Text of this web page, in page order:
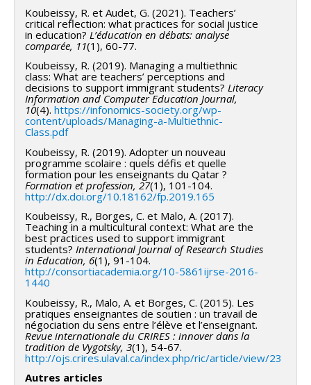
Koubeissy, R. et Audet, G. (2021). Teachers’
critical reflection: what practices for social justice
in education? L’éducation en débats: analyse
comparée, 11(1), 60-77.
Koubeissy, R. (2019). Managing a multiethnic
class: What are teachers’ perceptions and
decisions to support immigrant students? Literacy
Information and Computer Education Journal,
10(4). https://infonomics-society.org/wp-
content/uploads/Managing-a-Multiethnic-
Class.pdf
Koubeissy, R. (2019). Adopter un nouveau
programme scolaire : quels défis et quelle
formation pour les enseignants du Qatar ?
Formation et profession, 27(1), 101-104.
http://dx.doi.org/10.18162/fp.2019.165
Koubeissy, R., Borges, C. et Malo, A. (2017).
Teaching in a multicultural context: What are the
best practices used to support immigrant
students? International Journal of Research Studies
in Education, 6(1), 91-104.
http://consortiacademia.org/10-5861ijrse-2016-
1440
Koubeissy, R., Malo, A. et Borges, C. (2015). Les
pratiques enseignantes de soutien : un travail de
négociation du sens entre l’élève et l’enseignant.
Revue internationale du CRIRES : innover dans la
tradition de Vygotsky, 3(1), 54-67.
http://ojs.crires.ulaval.ca/index.php/ric/article/view/23
Autres articles